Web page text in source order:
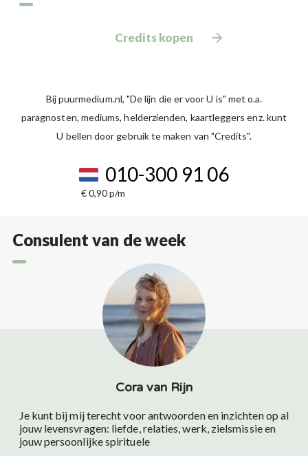
Credits kopen
Bij puurmedium.nl, "De lijn die er voor U is" met o.a.
paragnosten, mediums, helderzienden, kaartleggers enz. kunt
U bellen door gebruik te maken van "Credits".
010-300 91 06
€ 0,90 p/m
Consulent van de week
Cora van Rijn
Je kunt bij mij terecht voor antwoorden en inzichten op al
jouw levensvragen: liefde, relaties, werk, zielsmissie en
jouw persoonlijke spirituele